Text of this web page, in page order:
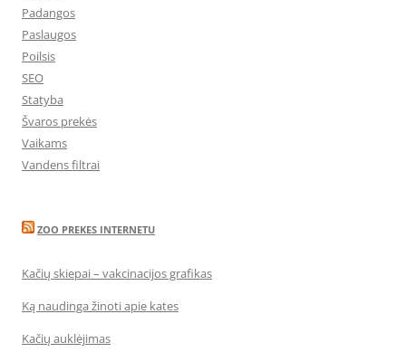
Padangos
Paslaugos
Poilsis
SEO
Statyba
Švaros prekės
Vaikams
Vandens filtrai
ZOO PREKES INTERNETU
Kačių skiepai – vakcinacijos grafikas
Ką naudinga žinoti apie kates
Kačių auklėjimas